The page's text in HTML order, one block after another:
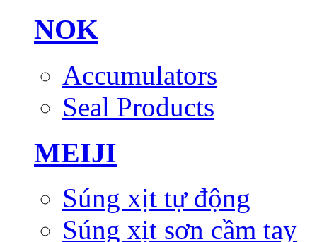
NOK
Accumulators
Seal Products
MEIJI
Súng xịt tự động
Súng xịt sơn cầm tay